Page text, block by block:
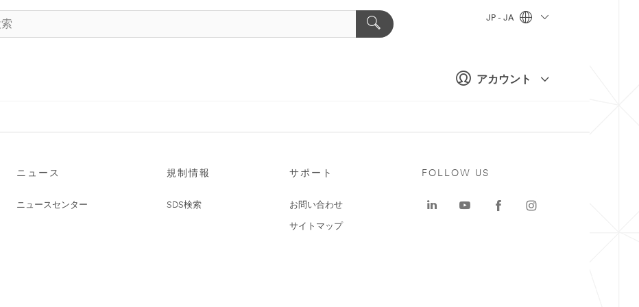
アカウント
JP - JA
ニュース
ニュースセンター
規制情報
SDS検索
サポート
お問い合わせ
サイトマップ
FOLLOW US